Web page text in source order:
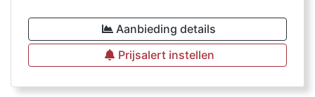
Aanbieding details
Prijsalert instellen